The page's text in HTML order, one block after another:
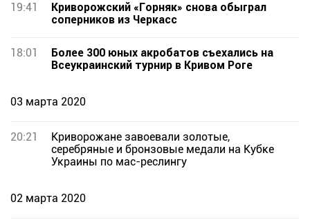
19:41
Криворожский «Горняк» снова обыграл
соперников из Черкасс
18:01
Более 300 юных акробатов съехались на
Всеукраинский турнир в Кривом Роге
03 марта 2020
20:21
Криворожане завоевали золотые,
серебряные и бронзовые медали на Кубке
Украины по мас-реслингу
02 марта 2020